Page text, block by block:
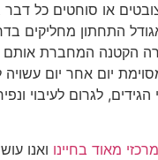
או סוחטים כל דבר
התחתון מחליקים
הקטנה המחברת אותם
יום אחר יום
לגרום לעיבוי
מאוד בחיינו ואנו